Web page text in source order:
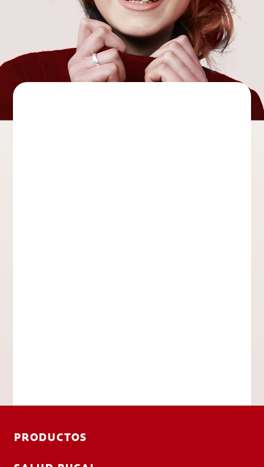
PRODUCTOS